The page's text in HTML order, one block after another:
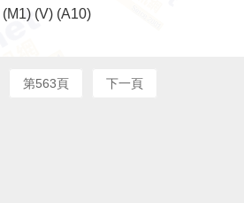
(M1) (V) (A10)
第563頁 下一頁